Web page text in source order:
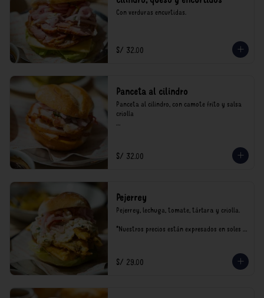
Con verduras encurtidas.
S/ 32.00
Panceta al cilindro
Panceta al cilindro, con camote frito y salsa
criolla
consumo.
S/ 32.00
Pejerrey
Pejerrey, lechuga, tomate, tártara y criolla.
*Nuestros precios están expresados en soles e
S/ 29.00